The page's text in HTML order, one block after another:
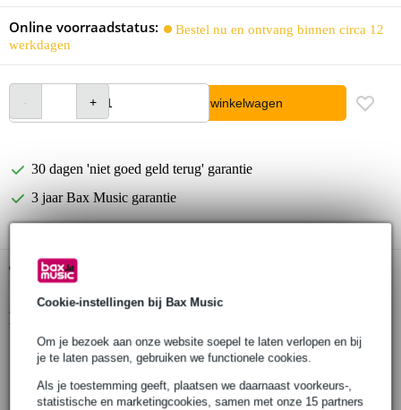
Cookie-instellingen bij Bax Music
Om je bezoek aan onze website soepel te laten verlopen en bij
je te laten passen, gebruiken we functionele cookies.
Als je toestemming geeft, plaatsen we daarnaast voorkeurs-,
statistische en marketingcookies, samen met onze 15 partners
Online voorraadstatus:
Bestel nu en ontvang binnen circa 12
werkdagen
In winkelwagen
30 dagen 'niet goed geld terug' garantie
3 jaar Bax Music garantie
Gratis ophalen in de winkel
Productinformatie
aantal stuks: 1
geschikt voor buisdiameter: 48 mm